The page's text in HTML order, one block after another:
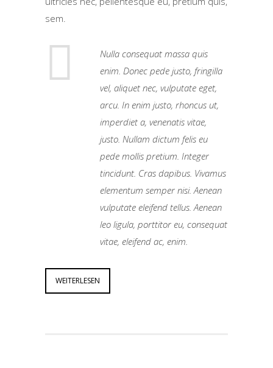
sem.
Nulla consequat massa quis
enim. Donec pede justo, fringilla
vel, aliquet nec, vulputate eget,
arcu. In enim justo, rhoncus ut,
imperdiet a, venenatis vitae,
justo. Nullam dictum felis eu
pede mollis pretium. Integer
tincidunt. Cras dapibus. Vivamus
elementum semper nisi. Aenean
vulputate eleifend tellus. Aenean
leo ligula, porttitor eu, consequat
vitae, eleifend ac, enim.
WEITERLESEN